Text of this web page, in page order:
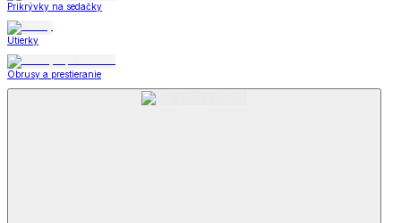
Prikrývky na sedačky
Utierky
Obrusy a prestieranie